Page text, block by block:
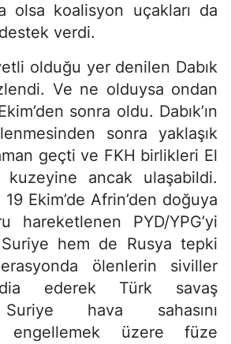
olsa koalisyon uçakları da
verdi.
olduğu yer denilen Dabık
Ve ne olduysa ondan
sonra oldu. Dabık’ın
sonra yaklaşık
geçti ve FKH birlikleri El
kuzeyine ancak ulaşabildi.
Ekim’de Afrin’den doğuya
hareketlenen PYD/YPG’yi
hem de Rusya tepki
ölenlerin siviller
ederek Türk savaş
Suriye hava sahasını
engellemek üzere füze